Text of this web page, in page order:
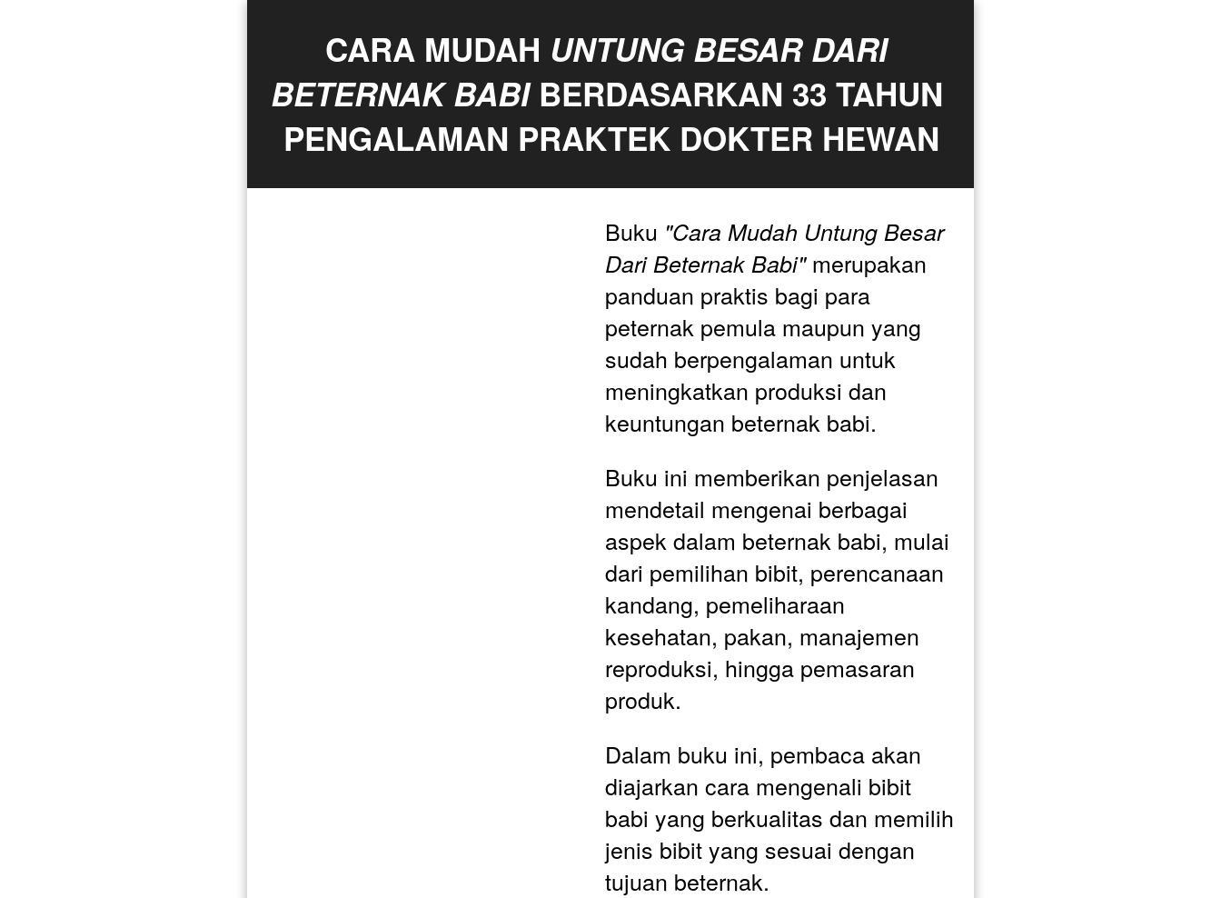
CARA MUDAH UNTUNG BESAR DARI
BETERNAK BABI
PENGALAMAN PRAKTEK DOKTER HEWAN
Buku "Cara Mudah Untung Besar
Dari Beternak Babi" merupakan
panduan praktis bagi para
peternak pemula maupun yang
sudah berpengalaman untuk
meningkatkan produksi dan
keuntungan beternak babi.
Buku ini memberikan penjelasan
mendetail mengenai berbagai
aspek dalam beternak babi, mulai
dari pemilihan bibit, perencanaan
kandang, pemeliharaan
kesehatan, pakan, manajemen
reproduksi, hingga pemasaran
produk.
Dalam buku ini, pembaca akan
diajarkan cara mengenali bibit
babi yang berkualitas dan memilih
jenis bibit yang sesuai dengan
tujuan beternak.